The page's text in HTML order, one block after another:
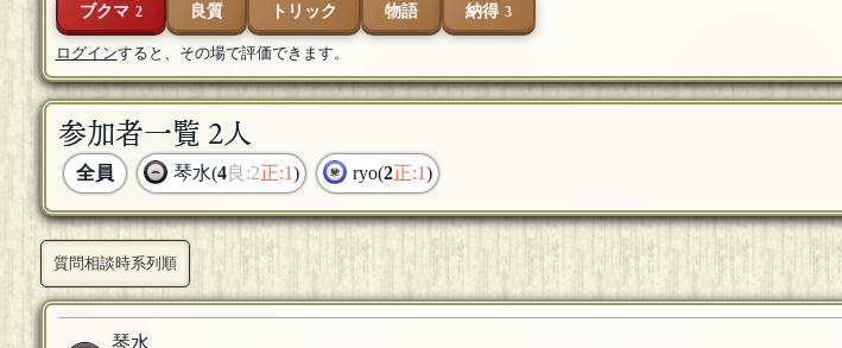
ブクマ 2 良質 トリック 物語 納得 3
ログインすると、その場で評価できます。
参加者一覧 2人
全員 琴水(4良:2正:1) ryo(2正:1)
質問相談時系列順
琴水